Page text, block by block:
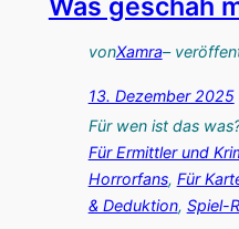
B
a
d
D
Was geschah
vonXamra–
13. Dezember 2025
Für wen ist das
Für Ermittler und
Horrorfans, Für
& Deduktion, Spiel-